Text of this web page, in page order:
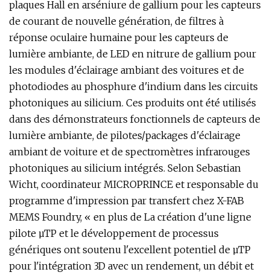
plaques Hall en arséniure de gallium pour les capteurs
de courant de nouvelle génération, de filtres à
réponse oculaire humaine pour les capteurs de
lumière ambiante, de LED en nitrure de gallium pour
les modules d'éclairage ambiant des voitures et de
photodiodes au phosphure d'indium dans les circuits
photoniques au silicium. Ces produits ont été utilisés
dans des démonstrateurs fonctionnels de capteurs de
lumière ambiante, de pilotes/packages d'éclairage
ambiant de voiture et de spectromètres infrarouges
photoniques au silicium intégrés. Selon Sebastian
Wicht, coordinateur MICROPRINCE et responsable du
programme d'impression par transfert chez X-FAB
MEMS Foundry, « en plus de La création d'une ligne
pilote µTP et le développement de processus
génériques ont soutenu l'excellent potentiel de µTP
pour l'intégration 3D avec un rendement, un débit et